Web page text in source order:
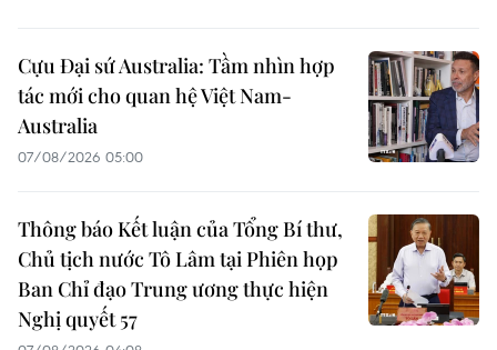
Cựu Đại sứ Australia: Tầm nhìn hợp
tác mới cho quan hệ Việt Nam-
Australia
07/08/2026 05:00
Thông báo Kết luận của Tổng Bí thư,
Chủ tịch nước Tô Lâm tại Phiên họp
Ban Chỉ đạo Trung ương thực hiện
Nghị quyết 57